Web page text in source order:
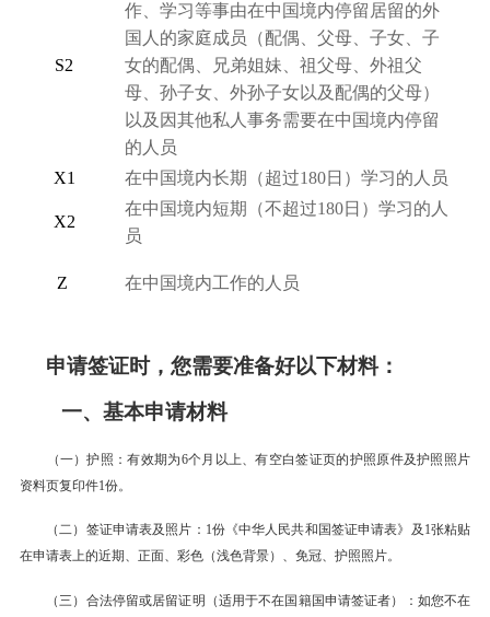
S2
作、学习等事由在中国境内停留居留的外
国人的家庭成员
（配偶、父母、子女、子
女的配偶、兄弟姐妹、祖父母、外祖父
母、孙子女、外孙子女以及配偶的父母）
以及因其他私人事务需要在中国境内停留
的人员
X1
在中国境内长期 （超过180日） 学习的人员
X2
在中国境内短期 （不超过180日） 学习的人
员
Z 在中国境内工作的人员
申请签证时，您需要准备好以下材料：
一、基本申请材料
（一）护照：有效期为6个月以上、有空白签证页的护照原件及护照照片
资料页复印件1份。
（二）签证申请表及照片：1份《中华人民共和国签证申请表》及1张粘贴
在申请表上的近期、正面、彩色（浅色背景）、免冠、护照照片。
（三）合法停留或居留证明（适用于不在国籍国申请签证者）：如您不在